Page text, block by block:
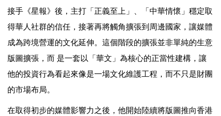
接手《星報》後，主打「正義至上」、「中華情懷」穩定取
得華人社群的信任，接著再將觸角擴張到周邊國家，讓媒體
成為跨境營運的文化延伸。這個階段的擴張並非單純的生意
版圖擴張，而 是一套以「華文」為核心的正當性建構，讓
他的投資行為看起來像是一場文化維護工程，而不只是財團
的市場布局。
在取得初步的媒體影響力之後，他開始陸續將版圖推向香港